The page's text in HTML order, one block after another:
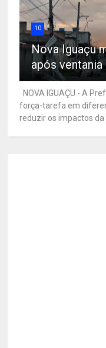
10
Nova Iguaçu
após ventania
NOVA IGUAÇU - A
força-tarefa em
reduzir os impactos da